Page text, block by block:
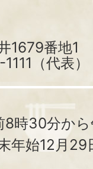
1679番地1
（代表）
8時30分か
年始12月